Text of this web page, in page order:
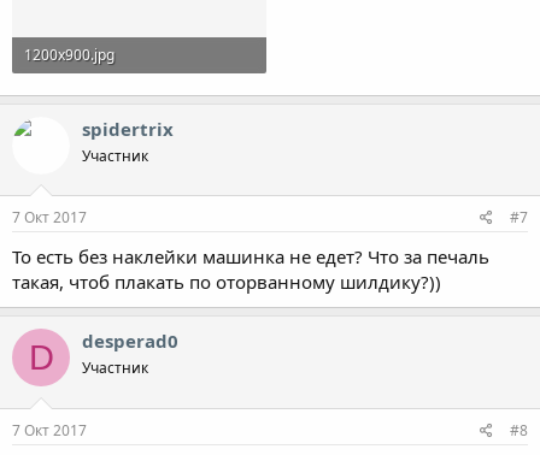
1200x900.jpg
165.4 KB · Просмотры: 734
spidertrix
Участник
7 Окт 2017 #7
То есть без наклейки машинка не едет? Что за печаль
такая, чтоб плакать по оторванному шилдику?))
D desperad0
Участник
7 Окт 2017 #8